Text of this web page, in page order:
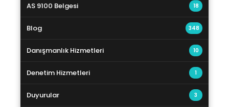
AS 9100 Belgesi 18
Blog 348
Danışmanlık Hizmetleri 10
Denetim Hizmetleri 1
Duyurular 3